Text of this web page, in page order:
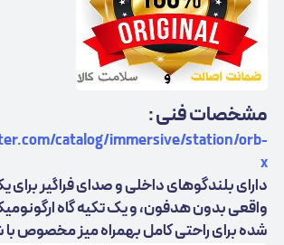
مشخصات فنی :
catalog/immersive/station/orb-
x
دارای بلندگوهای داخلی و صدای فراگیر
واقعی بدون هدفون، و یک تکیه گاه
شده برای راحتی کامل بهمراه میز مخصوص با